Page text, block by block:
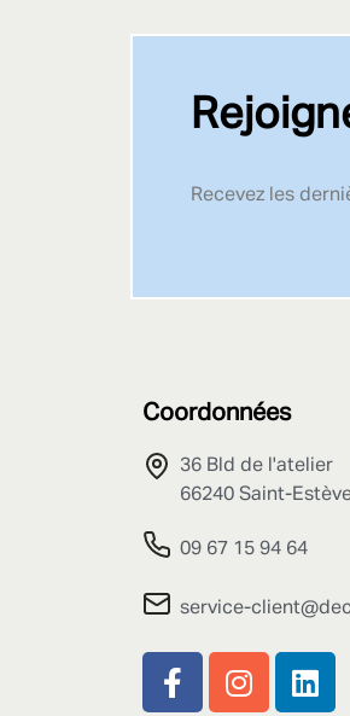
Recevez les
Coordonnées
36 Bld de l'atelier
66240 Saint-
09 67 15 94 64
service-